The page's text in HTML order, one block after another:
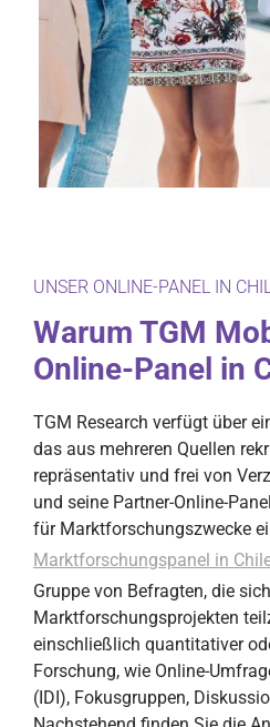
UNSER ONLINE-PANEL IN
Warum TGM
Online-Panel in
TGM Research verfügt über
das aus mehreren Quellen
repräsentativ und frei von
und seine Partner-Online-
für Marktforschungszwecke
Marktforschungspanel in
Gruppe von Befragten, die
Marktforschungsprojekten
einschließlich quantitativer
Forschung, wie Online-
(IDI), Fokusgruppen,